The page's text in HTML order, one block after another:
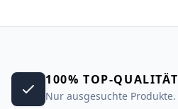
100% TOP-QUALITÄT
Nur ausgesuchte Produkte.